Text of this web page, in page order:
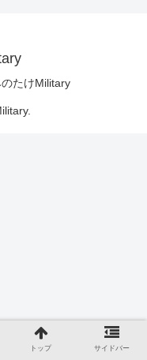
たけMilitary
トップ サイドバー